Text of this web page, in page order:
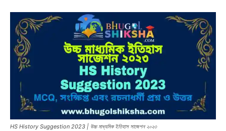
HS History Suggestion 2023 | উচ্চ মাধ্যমিক ইতিহাস সাজেশন ২০২৩